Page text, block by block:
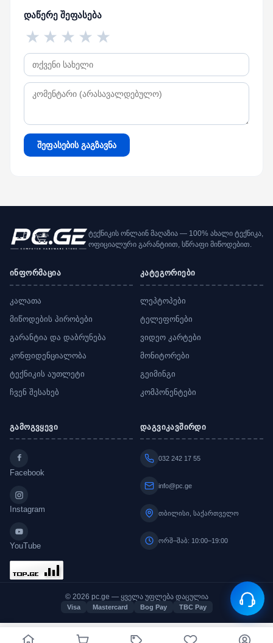
დაწერე შეფასება
★
★
★
★
★
შეფასების გაგზავნა
ტექნიკის ონლაინ მაღაზია — 100% ახალი ტექნიკა,
ოფიციალური გარანტიით, სწრაფი მიწოდებით.
ინფორმაცია
კალათა
მიწოდების პირობები
გარანტია და დაბრუნება
კონფიდენციალობა
ტექნიკის აუთლეტი
ჩვენ შესახებ
კატეგორიები
ლეპტოპები
ტელეფონები
ვიდეო კარტები
მონიტორები
გეიმინგი
კომპონენტები
გამოგვყევი
Facebook
Instagram
YouTube
დაგვიკავშირდი
032 242 17 55
info@pc.ge
თბილისი, საქართველო
ორშ–შაბ: 10:00–19:00
© 2026 pc.ge — ყველა უფლება დაცულია
Visa Mastercard Bog Pay TBC Pay